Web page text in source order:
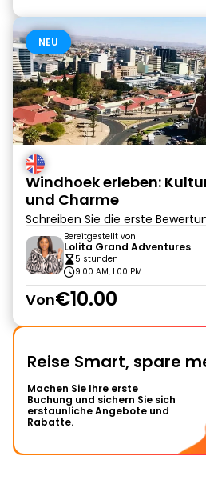
NEU
Windhoek erleben:
und Charme
Schreiben Sie die erste
Bereitgestellt von
Lolita Grand Adventures
5 stunden
9:00 AM, 1:00 PM
Von€10.00
Reise Smart, spare
Machen Sie Ihre erste
Buchung und sichern Sie sich
erstaunliche Angebote und
Rabatte.